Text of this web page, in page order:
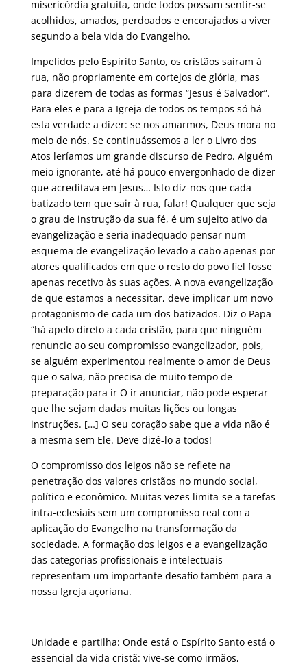
misericórdia gratuita, onde todos possam sentir-se
acolhidos, amados, perdoados e encorajados a viver
segundo a bela vida do Evangelho.
Impelidos pelo Espírito Santo, os cristãos saíram à
rua, não propriamente em cortejos de glória, mas
para dizerem de todas as formas “Jesus é Salvador”.
Para eles e para a Igreja de todos os tempos só há
esta verdade a dizer: se nos amarmos, Deus mora no
meio de nós. Se continuássemos a ler o Livro dos
Atos leríamos um grande discurso de Pedro. Alguém
meio ignorante, até há pouco envergonhado de dizer
que acreditava em Jesus… Isto diz-nos que cada
batizado tem que sair à rua, falar! Qualquer que seja
o grau de instrução da sua fé, é um sujeito ativo da
evangelização e seria inadequado pensar num
esquema de evangelização levado a cabo apenas por
atores qualificados em que o resto do povo fiel fosse
apenas recetivo às suas ações. A nova evangelização
de que estamos a necessitar, deve implicar um novo
protagonismo de cada um dos batizados. Diz o Papa
“há apelo direto a cada cristão, para que ninguém
renuncie ao seu compromisso evangelizador, pois,
se alguém experimentou realmente o amor de Deus
que o salva, não precisa de muito tempo de
preparação para ir O ir anunciar, não pode esperar
que lhe sejam dadas muitas lições ou longas
instruções. […] O seu coração sabe que a vida não é
a mesma sem Ele. Deve dizê-lo a todos!
O compromisso dos leigos não se reflete na
penetração dos valores cristãos no mundo social,
político e econômico. Muitas vezes limita-se a tarefas
intra-eclesiais sem um compromisso real com a
aplicação do Evangelho na transformação da
sociedade. A formação dos leigos e a evangelização
das categorias profissionais e intelectuais
representam um importante desafio também para a
nossa Igreja açoriana.
Unidade e partilha: Onde está o Espírito Santo está o
essencial da vida cristã: vive-se como irmãos,